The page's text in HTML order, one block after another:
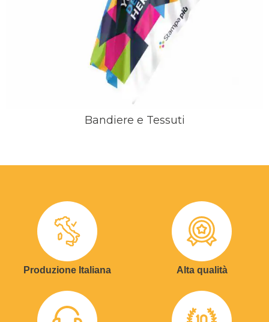
Bandiere e Tessuti
Produzione Italiana Alta qualità